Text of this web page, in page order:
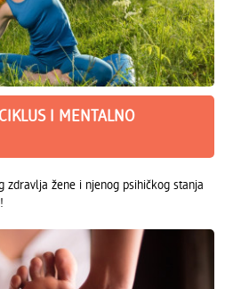
I MENTALNO
zdravlja žene i njenog psihičkog stanja